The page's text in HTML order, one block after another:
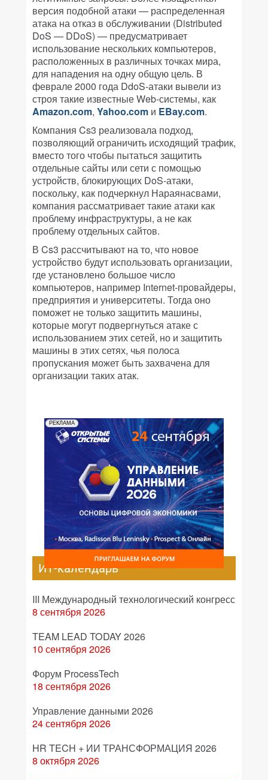
версия подобной атаки — распределенная
атака на отказ в обслуживании (Distributed
DoS — DDoS) — предусматривает
использование нескольких компьютеров,
расположенных в различных точках мира,
для нападения на одну общую цель. В
феврале 2000 года DdoS-атаки вывели из
строя такие известные Web-системы, как
Amazon.com, Yahoo.com и EBay.com.
Компания Cs3 реализовала подход,
позволяющий ограничить исходящий трафик,
вместо того чтобы пытаться защитить
отдельные сайты или сети с помощью
устройств, блокирующих DoS-атаки,
поскольку, как подчеркнул Нараянасвами,
компания рассматривает такие атаки как
проблему инфраструктуры, а не как
проблему отдельных сайтов.
В Cs3 рассчитывают на то, что новое
устройство будут использовать организации,
где установлено большое число
компьютеров, например Internet-провайдеры,
предприятия и университеты. Тогда оно
поможет не только защитить машины,
которые могут подвергнуться атаке с
использованием этих сетей, но и защитить
машины в этих сетях, чья полоса
пропускания может быть захвачена для
организации таких атак.
РЕКЛАМА
ИТ-календарь
III Международный технологический конгресс
8 сентября 2026
TEAM LEAD TODAY 2026
10 сентября 2026
Форум ProcessTech
18 сентября 2026
Управление данными 2026
24 сентября 2026
HR TECH + ИИ ТРАНСФОРМАЦИЯ 2026
8 октября 2026